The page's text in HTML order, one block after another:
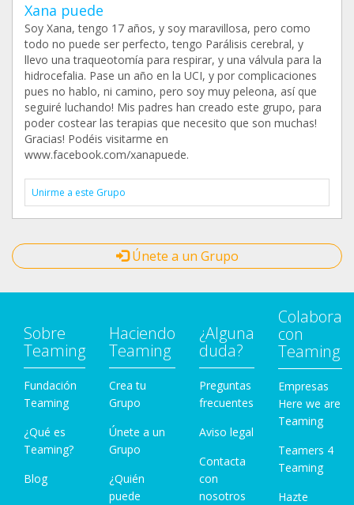
Xana puede
Soy Xana, tengo 17 años, y soy maravillosa, pero como
todo no puede ser perfecto, tengo Parálisis cerebral, y
llevo una traqueotomía para respirar, y una válvula para la
hidrocefalia. Pase un año en la UCI, y por complicaciones
pues no hablo, ni camino, pero soy muy peleona, así que
seguiré luchando! Mis padres han creado este grupo, para
poder costear las terapias que necesito que son muchas!
Gracias! Podéis visitarme en
www.facebook.com/xanapuede.
Unirme a este Grupo
Únete a un Grupo
Sobre
Teaming
Fundación
Teaming
¿Qué es
Teaming?
Blog
Haciendo
Teaming
Crea tu
Grupo
Únete a un
Grupo
¿Quién
puede
¿Alguna
duda?
Preguntas
frecuentes
Aviso legal
Contacta
con
nosotros
Colabora
con
Teaming
Empresas
Here we are
Teaming
Teamers 4
Teaming
Hazte